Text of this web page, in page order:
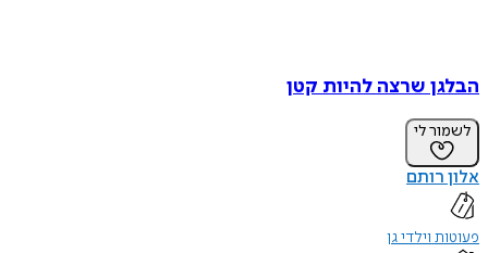
הבלגן שרצה להיות קטן
לשמור לי
אלון רותם
פעוטות וילדי גן